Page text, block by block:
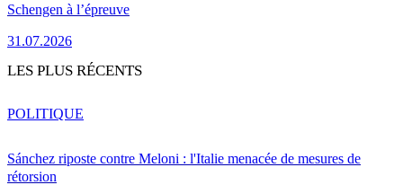
Schengen à l’épreuve
31.07.2026
LES PLUS RÉCENTS
Sánchez riposte contre Meloni : l'Italie menacée de mesures de
rétorsion
POLITIQUE